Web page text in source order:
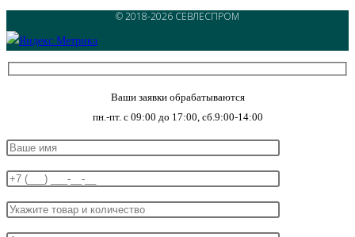
© 2018-2026 СЕВЛЕСПРОМ
Ваши заявки обрабатываются
пн.-пт. с 09:00 до 17:00, сб.9:00-14:00